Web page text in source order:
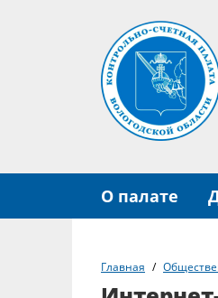
О палате
Главная